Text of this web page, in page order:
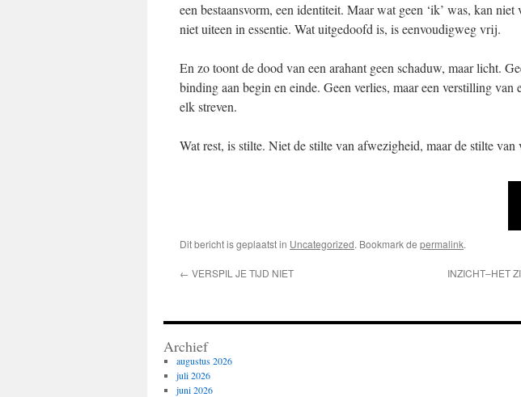
een bestaansvorm, een identiteit. Maar wat geen ‘ik’ was, kan
niet uiteen in essentie. Wat uitgedoofd is, is eenvoudigweg vrij.
En zo toont de dood van een arahant geen schaduw, maar licht.
binding aan begin en einde. Geen verlies, maar een verstilling
elk streven.
Wat rest, is stilte. Niet de stilte van afwezigheid, maar de stilte van
Dit bericht is geplaatst in Uncategorized. Bookmark de permalink.
← VERSPIL JE TIJD NIET
INZICHT–HET
Archief
augustus 2026
juli 2026
juni 2026